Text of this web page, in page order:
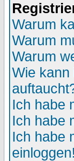
Warum
Warum
Warum
Wie kann
Ich habe
Ich habe
Ich habe
einloggen!